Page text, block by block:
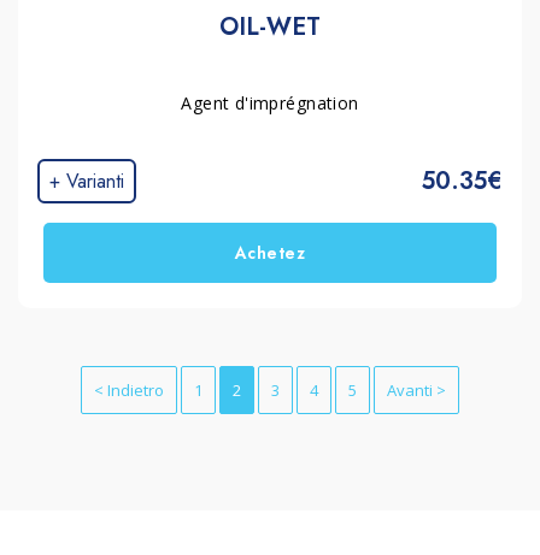
OIL-WET
Agent d'imprégnation
+ Varianti 50.35€
Achetez
< Indietro 1 2 3 4 5 Avanti >